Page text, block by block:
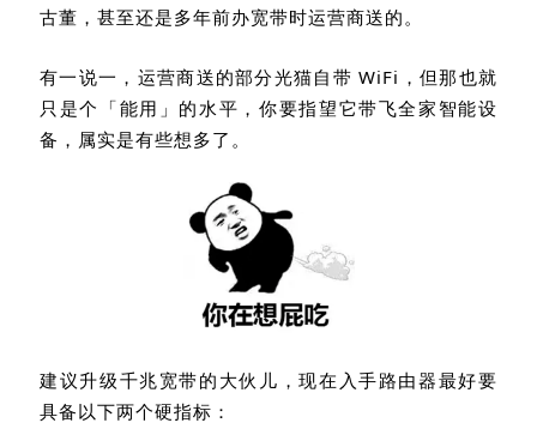
古董，甚至还是多年前办宽带时运营商送的。
有一说一，运营商送的部分光猫自带WiFi ，但那也就
只是个「能用」的水平，你要指望它带飞全家智能设
备，属实是有些想多了。
建议升级千兆宽带的大伙儿，现在入手路由器最好要
具备以下两个硬指标：